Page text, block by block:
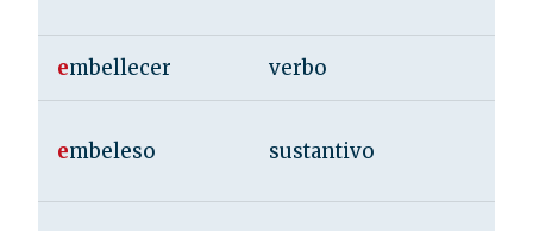
embellecer verbo
embeleso sustantivo